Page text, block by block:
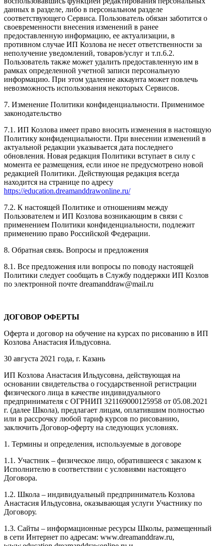
данных в разделе, либо в персональном разделе
соответствующего Сервиса. Пользователь обязан заботится о
своевременности внесения изменений в ранее
предоставленную информацию, ее актуализации, в
противном случае ИП Козлова не несет ответственности за
неполучение уведомлений, товаров/услуг и т.п.6.2.
Пользователь также может удалить предоставленную им в
рамках определенной учетной записи персональную
информацию. При этом удаление аккаунта может повлечь
невозможность использования некоторых Сервисов.
7. Изменение Политики конфиденциальности. Применимое
законодательство
7.1. ИП Козлова имеет право вносить изменения в настоящую
Политику конфиденциальности. При внесении изменений в
актуальной редакции указывается дата последнего
обновления. Новая редакция Политики вступает в силу с
момента ее размещения, если иное не предусмотрено новой
редакцией Политики. Действующая редакция всегда
находится на странице по адресу
https://education.dreamanddrawonline.ru/
7.2. К настоящей Политике и отношениям между
Пользователем и ИП Козлова возникающим в связи с
применением Политики конфиденциальности, подлежит
применению право Российской Федерации.
8. Обратная связь. Вопросы и предложения
8.1. Все предложения или вопросы по поводу настоящей
Политики следует сообщать в Службу поддержки ИП Козлов
по электронной почте dreamanddraw@mail.ru
ДОГОВОР ОФЕРТЫ
Оферта и договор на обучение на курсах по рисованию в ИП
Козлова Анастасия Ильдусовна.
30 августа 2021 года, г. Казань
ИП Козлова Анастасия Ильдусовна, действующая на
основании свидетельства о государственной регистрации
физического лица в качестве индивидуального
предпринимателя с ОГРНИП 321169000125958 от 05.08.2021
г. (далее Школа), предлагает лицам, оплатившим полностью
или в рассрочку любой тариф курсов по рисованию,
заключить Договор-оферту на следующих условиях.
1. Термины и определения, используемые в договоре
1.1. Участник – физическое лицо, обратившееся с заказом к
Исполнителю в соответствии с условиями настоящего
Договора.
1.2. Школа – индивидуальный предприниматель Козлова
Анастасия Ильдусовна, оказывающая услуги Участнику по
Договору.
1.3. Сайты – информационные ресурсы Школы, размещенный
в сети Интернет по адресам: www.dreamanddraw.ru,